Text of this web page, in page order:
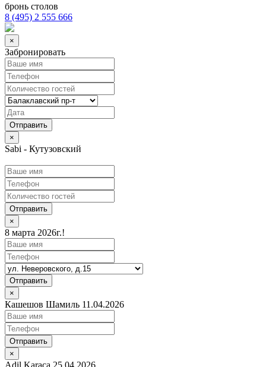
бронь столов
8 (495) 2 555 666
×
Забронировать
×
Sabi - Кутузовский
Отправить
×
8 марта 2026г.!
Отправить
×
Кашешов Шамиль 11.04.2026
Отправить
×
Adil Karaca 25.04.2026